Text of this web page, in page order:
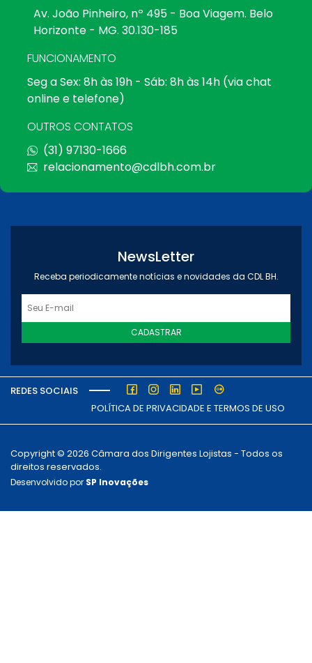
Av. João Pinheiro, nº 495 - Boa Viagem. Belo
Horizonte - MG. 30.130-185
FUNCIONAMENTO
Seg a Sex: 8h às 19h - Sáb: 8h às 14h (via chat
online e telefone)
OUTROS CONTATOS
(31) 97130-1666
relacionamento@cdlbh.com.br
NewsLetter
Receba periodicamente notícias e novidades da CDL BH.
CADASTRAR
REDES SOCIAIS
POLÍTICA DE PRIVACIDADE E TERMOS DE USO
Copyright © 2026 Câmara dos Dirigentes Lojistas - Todos os
direitos reservados.
Desenvolvido por SP Inovações